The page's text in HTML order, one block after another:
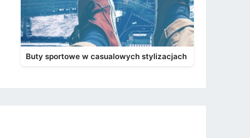
Buty sportowe w casualowych stylizacjach